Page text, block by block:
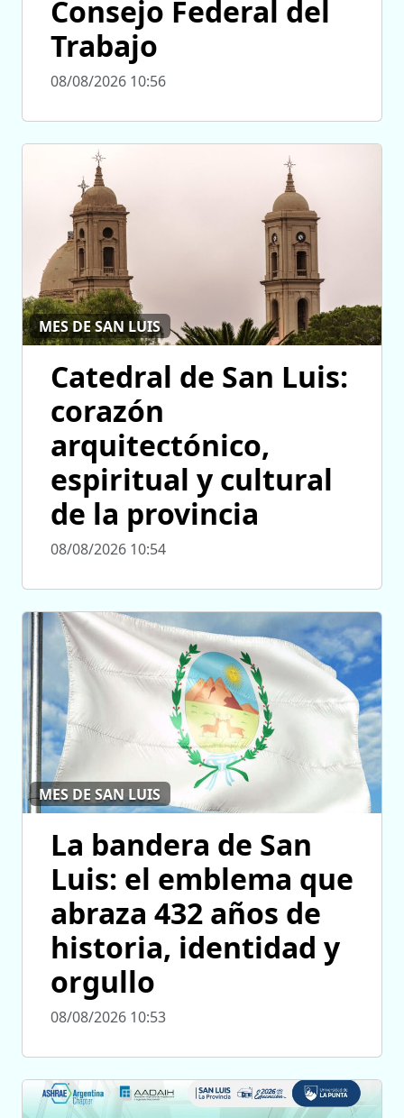
Consejo Federal del
Trabajo
08/08/2026 10:56
MES DE SAN LUIS
Catedral de San Luis:
corazón
arquitectónico,
espiritual y cultural
de la provincia
08/08/2026 10:54
MES DE SAN LUIS
La bandera de San
Luis: el emblema que
abraza 432 años de
historia, identidad y
orgullo
08/08/2026 10:53